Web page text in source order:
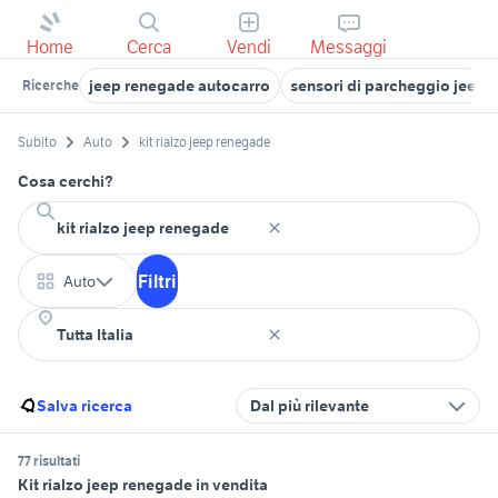
Home Cerca Vendi Messaggi
Ricerche jeep renegade autocarro sensori di parcheggio jeep
Subito Auto kit rialzo jeep renegade
Cosa cerchi?
Auto Filtri
Salva ricerca Dal più rilevante
77 risultati
Kit rialzo jeep renegade in vendita